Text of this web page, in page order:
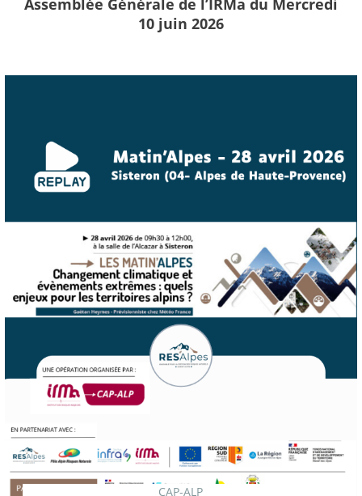
Assemblée Générale de l’IRMa du Mercredi
10 juin 2026
CAP-ALP